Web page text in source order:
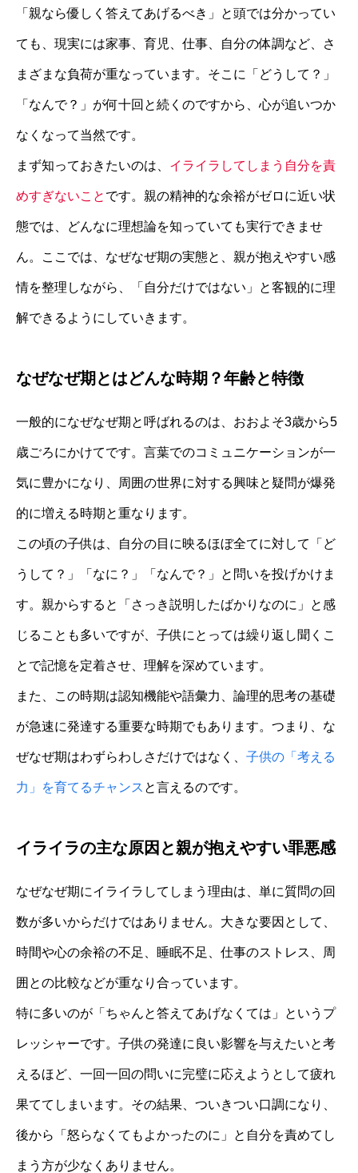
「親なら優しく答えてあげるべき」と頭では分かってい
ても、現実には家事、育児、仕事、自分の体調など、さ
まざまな負荷が重なっています。そこに「どうして？」
「なんで？」が何十回と続くのですから、心が追いつか
なくなって当然です。
まず知っておきたいのは、 イライラしてしまう自分を責
めすぎないこと です。親の精神的な余裕がゼロに近い状
態では、どんなに理想論を知っていても実行できませ
ん。ここでは、なぜなぜ期の実態と、親が抱えやすい感
情を整理しながら、「自分だけではない」と客観的に理
解できるようにしていきます。
なぜなぜ期とはどんな時期？年齢と特徴
一般的になぜなぜ期と呼ばれるのは、おおよそ3歳から5
歳ごろにかけてです。言葉でのコミュニケーションが一
気に豊かになり、周囲の世界に対する興味と疑問が爆発
的に増える時期と重なります。
この頃の子供は、自分の目に映るほぼ全てに対して「ど
うして？」「なに？」「なんで？」と問いを投げかけま
す。親からすると「さっき説明したばかりなのに」と感
じることも多いですが、子供にとっては繰り返し聞くこ
とで記憶を定着させ、理解を深めています。
また、この時期は認知機能や語彙力、論理的思考の基礎
が急速に発達する重要な時期でもあります。つまり、な
ぜなぜ期はわずらわしさだけではなく、 子供の「考える
力」を育てるチャンス と言えるのです。
イライラの主な原因と親が抱えやすい罪悪感
なぜなぜ期にイライラしてしまう理由は、単に質問の回
数が多いからだけではありません。大きな要因として、
時間や心の余裕の不足、睡眠不足、仕事のストレス、周
囲との比較などが重なり合っています。
特に多いのが「ちゃんと答えてあげなくては」というプ
レッシャーです。子供の発達に良い影響を与えたいと考
えるほど、一回一回の問いに完璧に応えようとして疲れ
果ててしまいます。その結果、ついきつい口調になり、
後から「怒らなくてもよかったのに」と自分を責めてし
まう方が少なくありません。